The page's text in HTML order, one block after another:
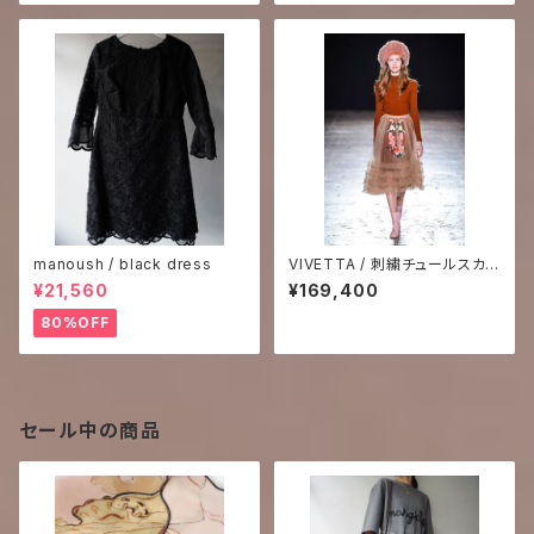
manoush / black dress
¥21,560
80%OFF
VIVETTA / 刺繍チュールスカ
ート
¥169,400
セール中の商品